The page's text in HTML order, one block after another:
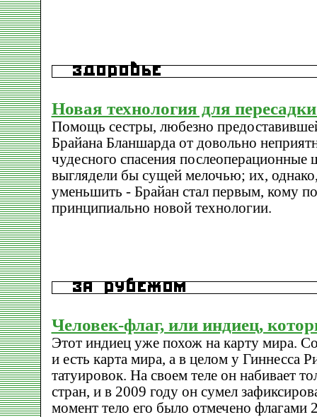
Новая технология для
Помощь сестры, любезно
Брайана Бланшарда от довольно
чудесного спасения послеоперационные
выглядели бы сущей мелочью; их,
уменьшить - Брайан стал первым, кому
принципиально новой технологии.
Человек-флаг, или индиец,
Этот индиец уже похож на карту мира.
и есть карта мира, а в целом у Гиннесса
татуировок. На своем теле он набивает
стран, и в 2009 году он сумел
момент тело его было отмечено флагами